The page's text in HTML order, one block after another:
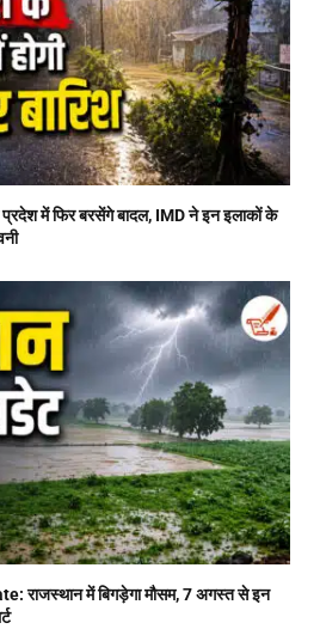
में फिर बरसेंगे बादल, IMD ने इन इलाकों के
राजस्थान में बिगड़ेगा मौसम, 7 अगस्त से इन